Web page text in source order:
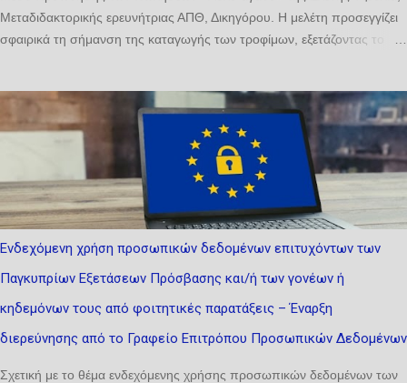
Μεταδιδακτορικής ερευνήτριας ΑΠΘ, Δικηγόρου. Η μελέτη ​προσεγγίζει
σφαιρικά τη σήμανση ​της καταγωγής των τροφίμων, εξετάζοντας το
προστασίας του καταναλωτή (Οδηγίες 2005/29 και 2006/114) και του
δικαίου διανοητικής ιδιοκτησίας (ΠΟΠ/ΠΓΕ, σήματα). Αναλύει τη
σήμανση της καταγωγής τόσο ως υποχρέωση όσο και ως δικαίωμα,
επιδιώκοντας να αναδείξει την αλληλεπίδραση των σχετικών
ρυθμίσεων, να εντοπίσει τυχόν αντινομίες και να προτείνει τη δέουσα
διευθέτηση. Ιδιαίτερη έμφαση δίνεται σε δύο κρίσιμες εξελίξεις: αφενός,
πλαίσιο για τις ΠΟΠ/ΠΓΕ· αφετέρου, στη σχετικοποίηση της έννοιας
της καταγωγής λόγω της κλιματικής αλλαγής και των
γεωπολιτικών κρίσεων. ...
Ενδεχόμενη χρήση προσωπικών δεδομένων επιτυχόντων των
Παγκυπρίων Εξετάσεων Πρόσβασης και/ή των γονέων ή
κηδεμόνων τους από φοιτητικές παρατάξεις – Έναρξη
διερεύνησης από το Γραφείο Επιτρόπου Προσωπικών Δεδομένων
Σχετική με το θέμα ενδεχόμενης χρήσης προσωπικών δεδομένων των